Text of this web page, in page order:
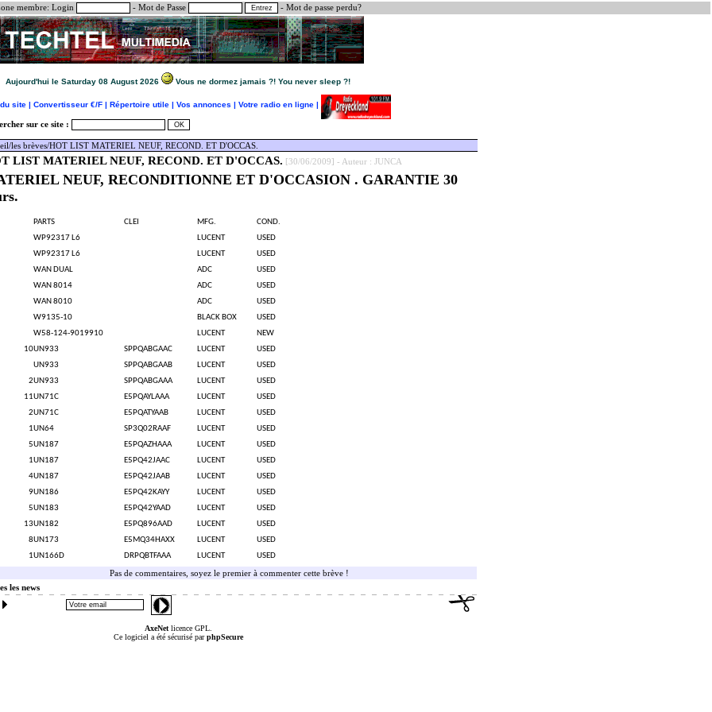
membre: Login - Mot de Passe - Mot de passe perdu?
Aujourd'hui le Saturday 08 August 2026 Vous ne dormez jamais ?! You never sleep ?!
site | Convertisseur €/F | Répertoire utile | Vos annonces | Votre radio en ligne |
sur ce site :
/les brèves/HOT LIST MATERIEL NEUF, RECOND. ET D'OCCAS.
LIST MATERIEL NEUF, RECOND. ET D'OCCAS. [30/06/2009] - Auteur : JUNCA
NEUF, RECONDITIONNE ET D'OCCASION . GARANTIE 30
PARTS CLEI MFG.
COND.
WP92317 L6 LUCENT
USED
WP92317 L6 LUCENT
USED
WAN DUAL ADC
USED
WAN 8014 ADC
USED
WAN 8010 ADC
USED
W9135-10 BLACK BOX
USED
W58-124-9019910 LUCENT
NEW
10UN933 SPPQABGAAC LUCENT
USED
UN933 SPPQABGAAB LUCENT
USED
2UN933 SPPQABGAAA LUCENT
USED
11UN71C E5PQAYLAAA LUCENT
USED
2UN71C E5PQATYAAB LUCENT
USED
1UN64 SP3Q02RAAF LUCENT
USED
5UN187 E5PQAZHAAA LUCENT
USED
1UN187 E5PQ42JAAC LUCENT
USED
4UN187 E5PQ42JAAB LUCENT
USED
9UN186 E5PQ42KAYY LUCENT
USED
5UN183 E5PQ42YAAD LUCENT
USED
13UN182 E5PQ896AAD LUCENT
USED
8UN173 E5MQ34HAXX LUCENT
USED
1UN166D DRPQBTFAAA LUCENT USED
Pas de commentaires, soyez le premier à commenter cette brève !
les news
AxeNetlicence GPL.
Ce logiciel a été sécurisé parphpSecure